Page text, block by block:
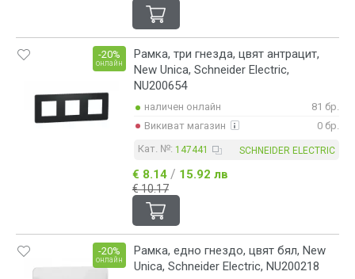
Рамка, три гнезда, цвят антрацит,
New Unica, Schneider Electric,
NU200654
-20%
онлайн
наличен онлайн
81 бр.
Викиват магазин
0 бр.
Кат. №: 147441 SCHNEIDER ELECTRIC
€ 8.14 / 15.92 лв
€ 10.17
Рамка, едно гнездо, цвят бял, New
Unica, Schneider Electric, NU200218
-20%
онлайн